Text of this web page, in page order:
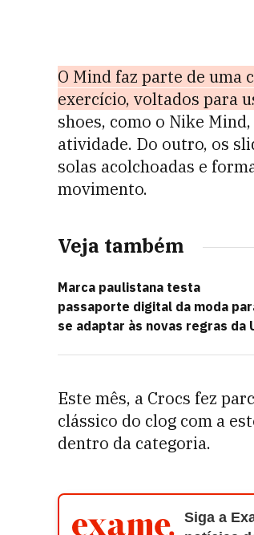
O Mind faz parte de uma
exercício, voltados para
shoes, como o Nike
atividade. Do outro, os
solas acolchoadas e
movimento.
Veja também
Marca paulistana testa
passaporte digital da moda
se adaptar às novas regras da
Este mês, a Crocs fez
clássico do clog com a
dentro da categoria.
Siga a